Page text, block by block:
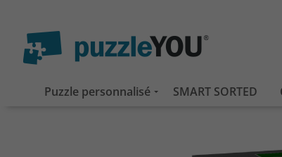
Puzzle personnalisé SMART SORTED